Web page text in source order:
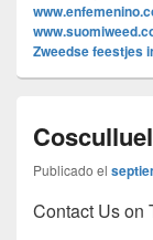
Zweedse feestjes
Publicado el
Contact Us on